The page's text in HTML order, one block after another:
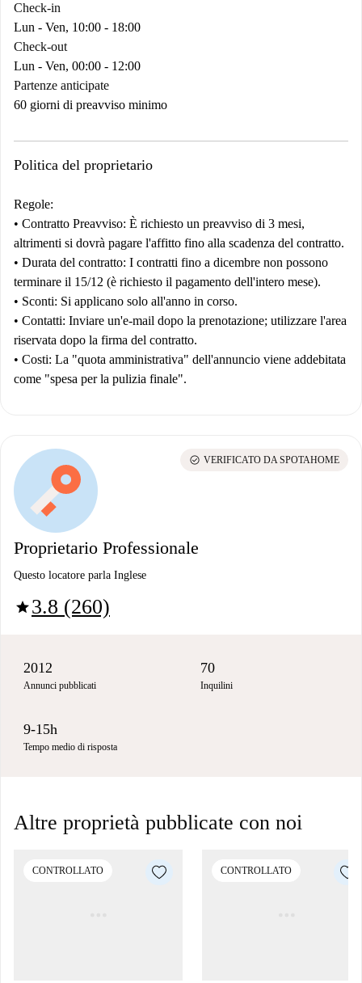
Check-in
Lun - Ven, 10:00 - 18:00
Check-out
Lun - Ven, 00:00 - 12:00
Partenze anticipate
60 giorni di preavviso minimo
Politica del proprietario
Regole:
• Contratto Preavviso: È richiesto un preavviso di 3 mesi,
altrimenti si dovrà pagare l'affitto fino alla scadenza del contratto.
• Durata del contratto: I contratti fino a dicembre non possono
terminare il 15/12 (è richiesto il pagamento dell'intero mese).
• Sconti: Si applicano solo all'anno in corso.
• Contatti: Inviare un'e-mail dopo la prenotazione; utilizzare l'area
riservata dopo la firma del contratto.
• Costi: La "quota amministrativa" dell'annuncio viene addebitata
come "spesa per la pulizia finale".
Proprietario Professionale
Questo locatore parla Inglese
star3.8 (260)
check_circle VERIFICATO DA SPOTAHOME
2012
Annunci pubblicati
70
Inquilini
9-15h
Tempo medio di risposta
Altre proprietà pubblicate con noi
CONTROLLATO CONTROLLATO